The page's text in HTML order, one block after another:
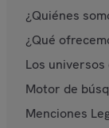
¿Quiénes
¿Qué
Los universos
Motor de
Menciones